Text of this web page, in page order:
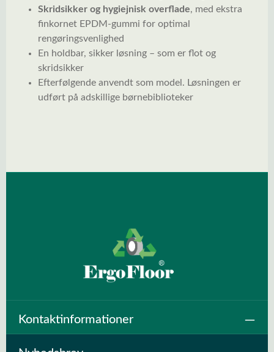
Skridsikker og hygiejnisk overflade, med ekstra
finkornet EPDM-gummi for optimal
rengøringsvenlighed
En holdbar, sikker løsning – som er flot og
skridsikker
Efterfølgende anvendt som model. Løsningen er
udført på adskillige børnebiblioteker
Kontaktinformationer